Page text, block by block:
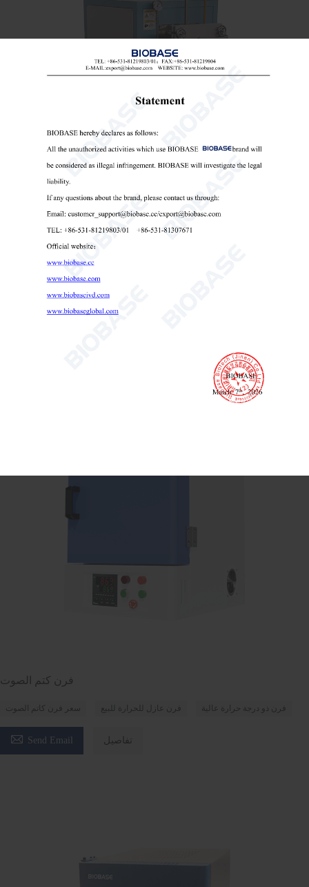
فرن يعمل بنظام التفريغ الهوائي سعة 7.2 لتر
فرن ذو جو فراغي فرن تفريغ عالي الحرارة
فرن معالجة حرارية فراغية معملية
فرن كتم الصوت
سعر فرن كاتم الصوت فرن عازل للحرارة للبيع فرن ذو درجة حرارة عالية
 Send Email تفاصيل